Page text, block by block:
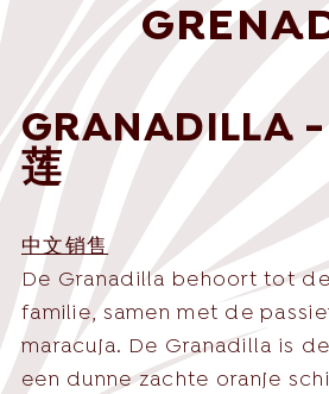
GRANADILLA
莲
中文销售
De Granadilla behoort tot
familie, samen met de
maracuja. De Granadilla is
een dunne zachte oranje